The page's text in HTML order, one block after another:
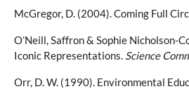
McGregor, D. (2004). Coming Full
O’Neill, Saffron & Sophie Nicholson-
Iconic Representations. Science
Orr, D. W. (1990). Environmental